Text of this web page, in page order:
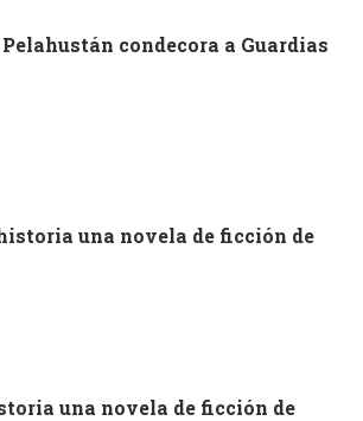
condecora a Guardias
una novela de ficción de